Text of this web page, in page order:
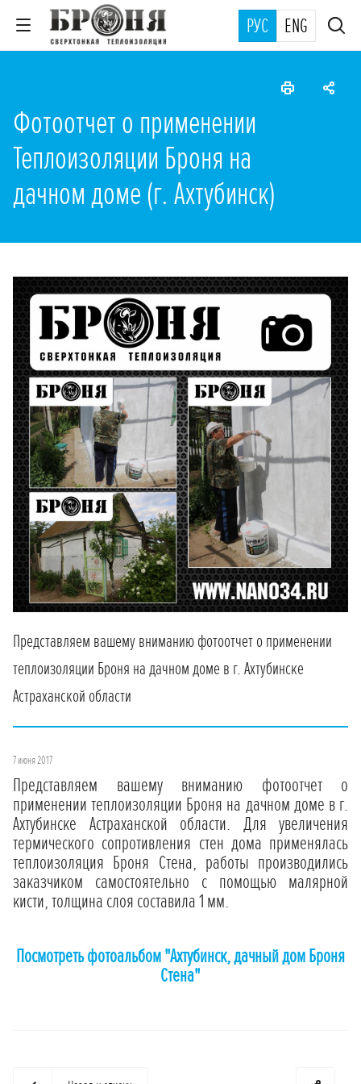
РУС ENG
Фотоотчет о применении
Теплоизоляции Броня на
дачном доме (г. Ахтубинск)
Представляем вашему вниманию фотоотчет о применении
теплоизоляции Броня на дачном доме в г. Ахтубинске
Астраханской области
7 июня 2017
Представляем вашему вниманию фотоотчет о
применении теплоизоляции Броня на дачном доме в г.
Ахтубинске Астраханской области. Для увеличения
термического сопротивления стен дома применялась
теплоизоляция Броня Стена, работы производились
заказчиком самостоятельно с помощью малярной
кисти, толщина слоя составила 1 мм.
Посмотреть фотоальбом "Ахтубинск, дачный дом Броня
Стена"